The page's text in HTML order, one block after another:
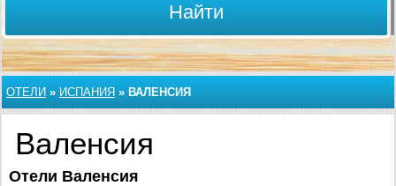
Найти
ОТЕЛИ » ИСПАНИЯ » ВАЛЕНСИЯ
Валенсия
Отели Валенсия